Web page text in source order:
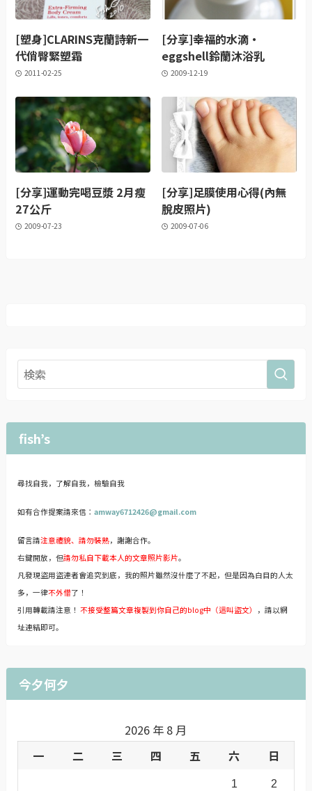
[塑身]CLARINS克蘭詩新一
代俏臀緊塑霜
2011-02-25
[分享]幸福的水滴‧
eggshell鈴蘭沐浴乳
2009-12-19
[分享]運動完喝豆漿 2月瘦
27公斤
2009-07-23
[分享]足膜使用心得(內無
脫皮照片)
2009-07-06
fish’s
尋找自我，了解自我，檢驗自我
如有合作提案請來信： amway6712426@gmail.com
留言請注意禮貌、請勿裝熟，謝謝合作。
右鍵開放，但請勿私自下載本人的文章照片影片。
凡發現盜用盜連者會追究到底，我的照片雖然沒什麼了不起，但是因為白目的人太
多，一律不外借了！
引用轉載請注意！ 不接受整篇文章複製到你自己的blog中（這叫盜文）
，請以網
址連結即可。
今夕何夕
2026 年 8 月
一
二 三 四 五 六 日
1 2